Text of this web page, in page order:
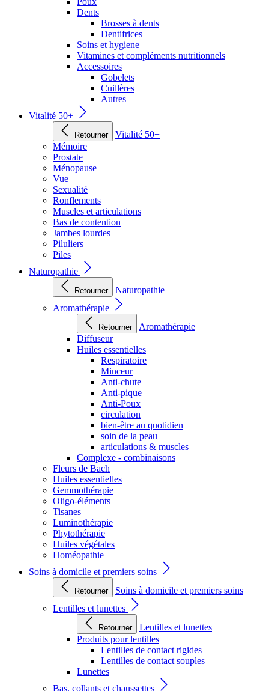
Dents
Brosses à dents
Dentifrices
Soins et hygiene
Vitamines et compléments nutritionnels
Accessoires
Gobelets
Cuillères
Autres
Vitalité 50+
Retourner
Vitalité 50+
Mémoire
Prostate
Ménopause
Vue
Sexualité
Ronflements
Muscles et articulations
Bas de contention
Jambes lourdes
Piluliers
Piles
Naturopathie
Retourner
Naturopathie
Aromathérapie
Retourner
Aromathérapie
Diffuseur
Huiles essentielles
Respiratoire
Minceur
Anti-chute
Anti-pique
Anti-Poux
circulation
bien-être au quotidien
soin de la peau
articulations & muscles
Complexe - combinaisons
Fleurs de Bach
Huiles essentielles
Gemmothérapie
Oligo-éléments
Tisanes
Luminothérapie
Phytothérapie
Huiles végétales
Homéopathie
Soins à domicile et premiers soins
Retourner
Soins à domicile et premiers soins
Lentilles et lunettes
Retourner
Lentilles et lunettes
Produits pour lentilles
Lentilles de contact rigides
Lentilles de contact souples
Lunettes
Bas, collants et chaussettes